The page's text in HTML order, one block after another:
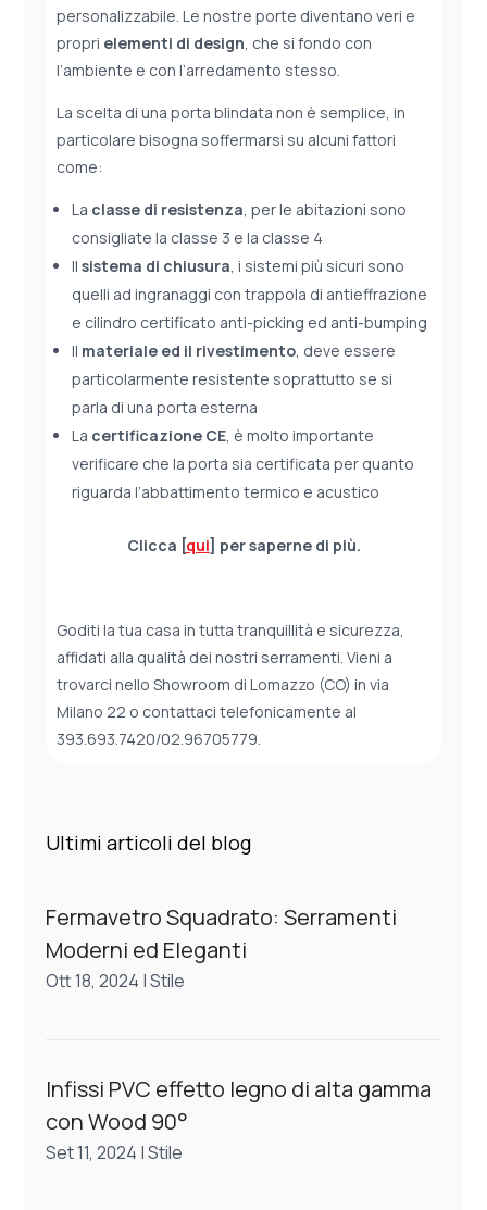
personalizzabile. Le nostre porte diventano veri e
propri elementi di design , che si fondo con
l’ambiente e con l’arredamento stesso.
La scelta di una porta blindata non è semplice, in
particolare bisogna soffermarsi su alcuni fattori
come:
La classe di resistenza , per le abitazioni sono
consigliate la classe 3 e la classe 4
Ilsistema di chiusura , i sistemi più sicuri sono
quelli ad ingranaggi con trappola di antieffrazione
e cilindro certificato anti-picking ed anti-bumping
Il materiale ed il rivestimento , deve essere
particolarmente resistente soprattutto se si
parla di una porta esterna
La certificazione CE , è molto importante
verificare che la porta sia certificata per quanto
riguarda l’abbattimento termico e acustico
Clicca [qui] per saperne di più.
Goditi la tua casa in tutta tranquillità e sicurezza,
affidati alla qualità dei nostri serramenti. Vieni a
trovarci nello Showroom di Lomazzo (CO) in via
Milano 22 o contattaci telefonicamente al
393.693.7420/02.96705779.
Ultimi articoli del blog
Fermavetro Squadrato: Serramenti
Moderni ed Eleganti
Ott 18, 2024 |Stile
Infissi PVC effetto legno di alta gamma
con Wood 90°
Set 11, 2024 |Stile